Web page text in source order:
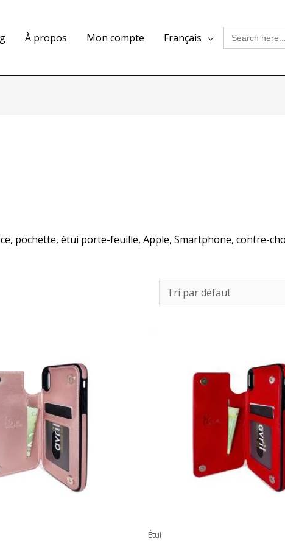
À propos Mon compte Français Search
for:
pochette, étui porte-feuille, Apple, Smartphone, contre-
Étui